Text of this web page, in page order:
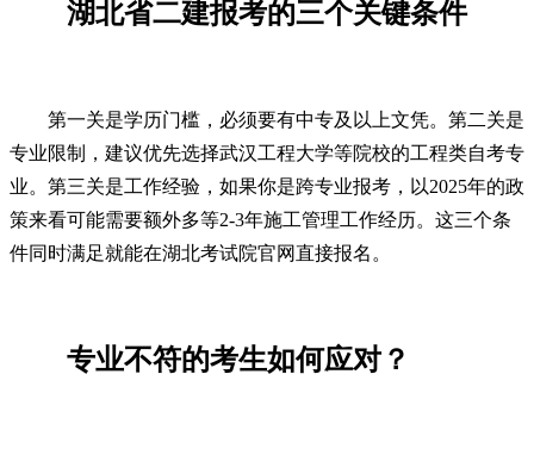
湖北省二建报考的三个关键条件
第一关是学历门槛，必须要有中专及以上文凭。第二关是
专业限制，建议优先选择武汉工程大学等院校的工程类自考专
业。第三关是工作经验，如果你是跨专业报考，以2025年的政
策来看可能需要额外多等2-3年施工管理工作经历。这三个条
件同时满足就能在湖北考试院官网直接报名。
专业不符的考生如何应对？